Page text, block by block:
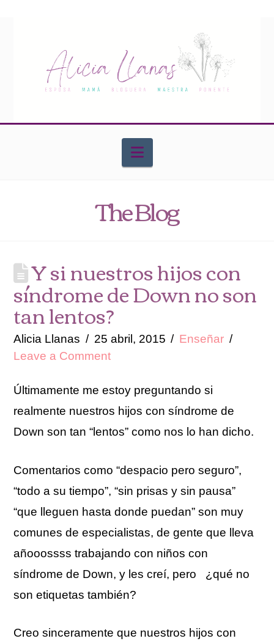
Navigation
The Blog
Y si nuestros hijos con
síndrome de Down no son
tan lentos?
Alicia Llanas 25 abril, 2015
Enseñar
Leave a Comment
Últimamente me estoy preguntando si
realmente nuestros hijos con síndrome de
Down son tan “lentos” como nos lo han dicho.
Comentarios como “despacio pero seguro”,
“todo a su tiempo”, “sin prisas y sin pausa”
“que lleguen hasta donde puedan” son muy
comunes de especialistas, de gente que lleva
añooossss trabajando con niños con
síndrome de Down, y les creí, pero ¿qué no
son etiquetas también?
Creo sinceramente que nuestros hijos con